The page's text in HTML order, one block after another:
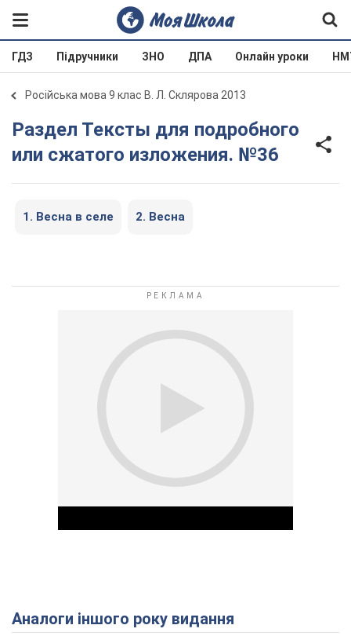
ГДЗ Підручники ЗНО ДПА Онлайн уроки
Російська мова 9 клас В. Л. Склярова 2013
Раздел Тексты для подробного
или сжатого изложения. №36
1. Весна в селе 2. Весна
Play Video
Аналоги іншого року видання